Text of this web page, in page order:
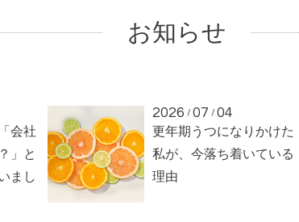
お知らせ
会社
」と
まし
2026 / 07 / 04
更年期うつになりかけた
私が、今落ち着いている
理由